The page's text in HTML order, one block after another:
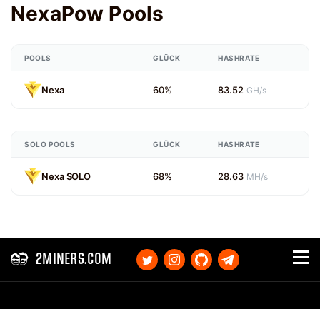
NexaPow Pools
POOLS GLÜCK HASHRATE
Nexa 60% 83.52 GH/s
SOLO POOLS GLÜCK HASHRATE
Nexa SOLO 68% 28.63 MH/s
2MINERS.COM